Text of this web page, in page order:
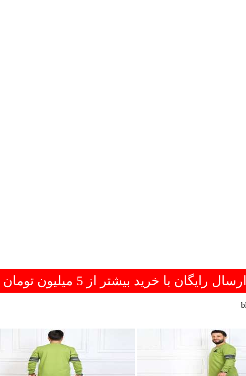
ارسال رایگان با خرید بیشتر از 5 میلیون تومان